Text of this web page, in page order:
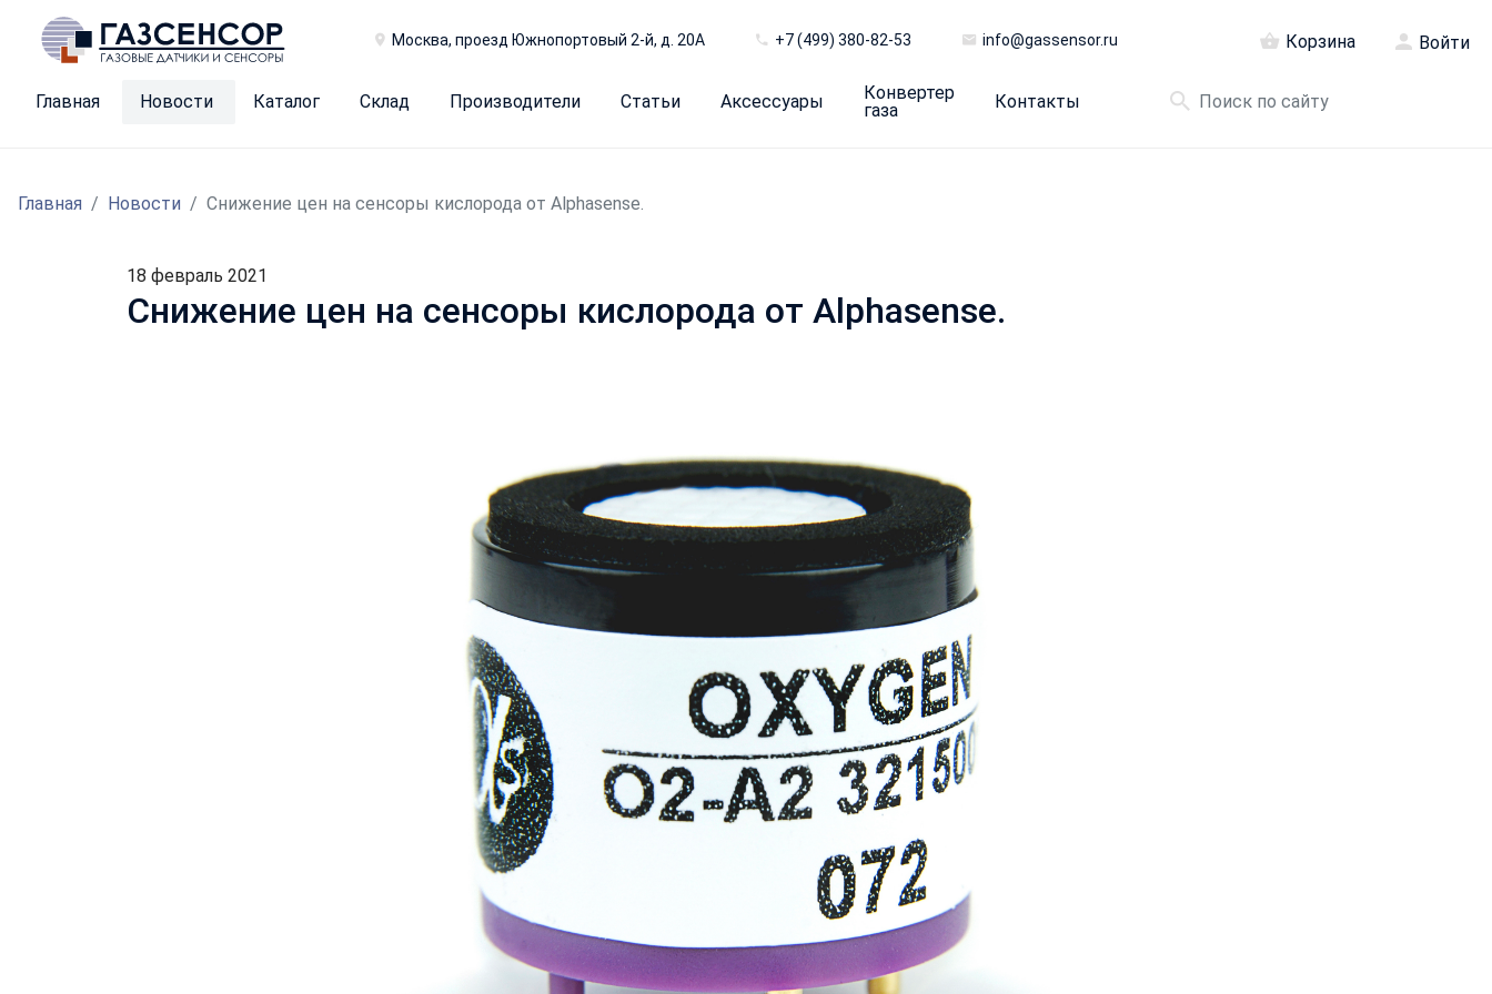
Москва, проезд Южнопортовый 2-й, д. 20А +7 (499) 380-82-53 info@gassensor.ru Корзина Войти
Главная Новости Каталог Склад Производители Статьи Аксессуары
Конвертер
газа
Контакты
Главная Новости Снижение цен на сенсоры кислорода от Alphasense.
18 февраль 2021
Снижение цен на сенсоры кислорода от Alphasense.